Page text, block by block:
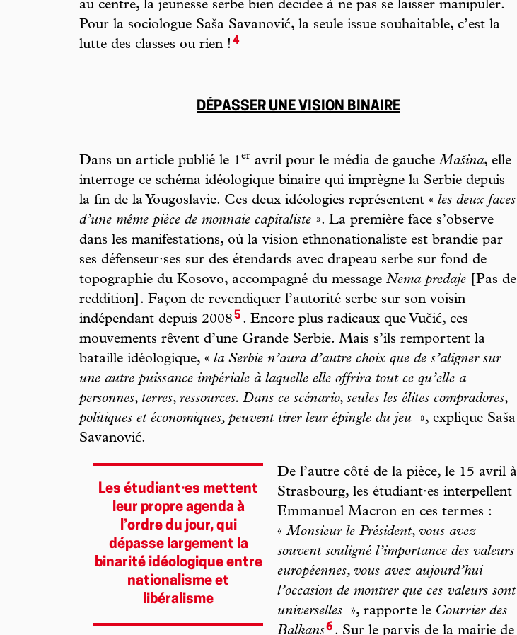
au centre, la jeunesse serbe bien décidée à ne pas se laisser manipuler.
Pour la sociologue Saša Savanović, la seule issue souhaitable, c’est la
lutte des classes ou rien ! 4
DÉPASSER UNE VISION BINAIRE
Dans un article publié le 1er avril pour le média de gaucheMašina, elle
interroge ce schéma idéologique binaire qui imprègne la Serbie depuis
la fin de la Yougoslavie. Ces deux idéologies représentent « les deux faces
d’une même pièce de monnaie capitaliste ». La première face s’observe
dans les manifestations, où la vision ethnonationaliste est brandie par
ses défenseur·ses sur des étendards avec drapeau serbe sur fond de
topographie du Kosovo, accompagné du message Nema predaje [Pas de
reddition]. Façon de revendiquer l’autorité serbe sur son voisin
indépendant depuis 20085 . Encore plus radicaux que Vučić, ces
mouvements rêvent d’une Grande Serbie. Mais s’ils remportent la
bataille idéologique, « la Serbie n’aura d’autre choix que de s’aligner sur
une autre puissance impériale à laquelle elle offrira tout ce qu’elle a –
personnes, terres, ressources. Dans ce scénario, seules les élites compradores,
politiques et économiques, peuvent tirer leur épingle du jeu », explique Saša
Savanović.
Les étudiant·es mettent
leur propre agenda à
l’ordre du jour, qui
dépasse largement la
binarité idéologique entre
nationalisme et
libéralisme
De l’autre côté de la pièce, le 15 avril à
Strasbourg, les étudiant·es interpellent
Emmanuel Macron en ces termes :
«Monsieur le Président, vous avez
souvent souligné l’importance des valeurs
européennes, vous avez aujourd’hui
l’occasion de montrer que ces valeurs sont
universelles », rapporte le Courrier des
Balkans6 . Sur le parvis de la mairie de